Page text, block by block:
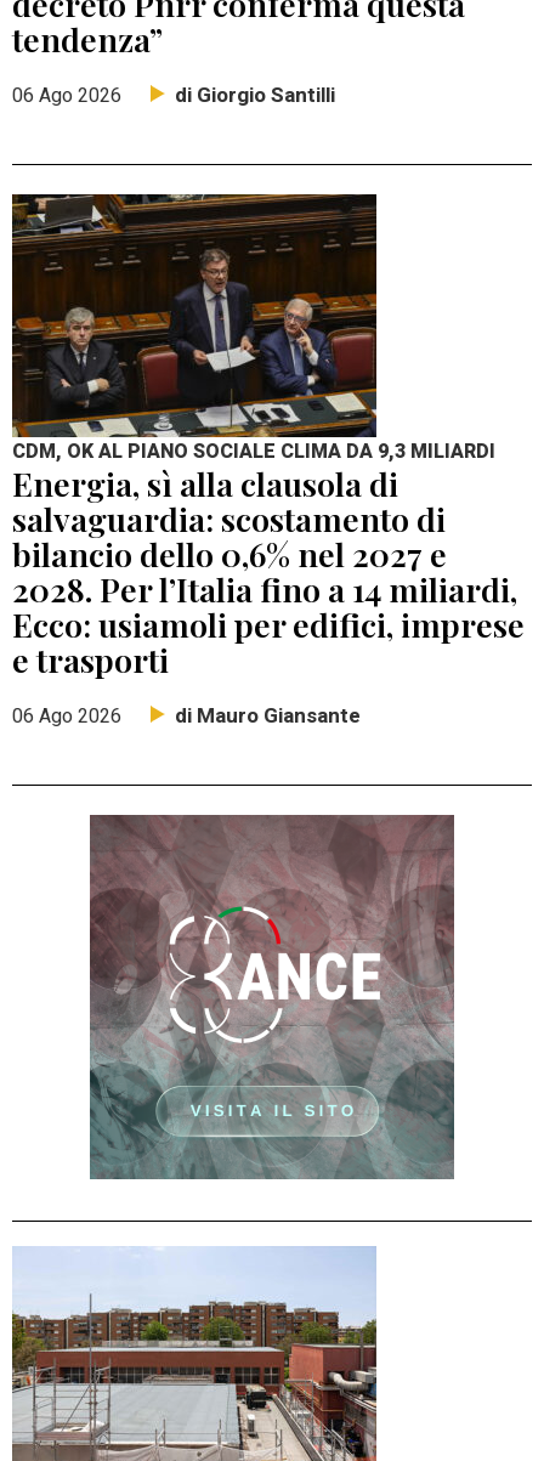
tendenza”
06 Ago 2026 di Giorgio Santilli
CDM, OK AL PIANO SOCIALE CLIMA DA 9,3 MILIARDI
Energia, sì alla clausola di
salvaguardia: scostamento di
bilancio dello 0,6% nel 2027 e
2028. Per l’Italia fino a 14 miliardi,
Ecco: usiamoli per edifici, imprese
e trasporti
06 Ago 2026 di Mauro Giansante